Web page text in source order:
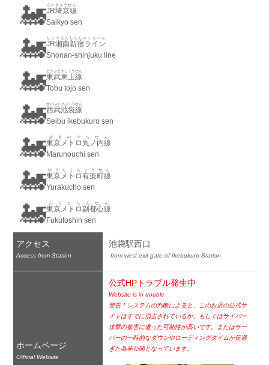
🚂JR埼京線
さいきょうせん
Saikyo sen
🚂JR湘南新宿ライン
しょうなんしんじゅくらいん
Shonan-shinjuku line
🚂東武東上線
とうぶとうじょうせん
Tobu tojo sen
🚂西武池袋線
せいぶいけぶくろせん
Seibu ikebukuro sen
🚂東京メトロ丸ノ内線
まるのうちせん
Marunouchi sen
🚂東京メトロ有楽町線
ゆうらくちょうせん
Yurakucho sen
🚂東京メトロ副都心線
ふくとしんせん
Fukutoshin sen
アクセス
Access from Station
池袋駅西口
from west exit gate of Ikebukuro Station
ホームページ
Official Website
公式HPトラブル発生中
Website is in trouble
警告！システムの判断によると、このお店の公式サ
イトはすでに消去されているか、もしくはサイバー
攻撃の被害に遭った可能性が高いです。またはサー
バーの一時的なダウンやローディングタイムが長過
ぎた為非公開となっています。